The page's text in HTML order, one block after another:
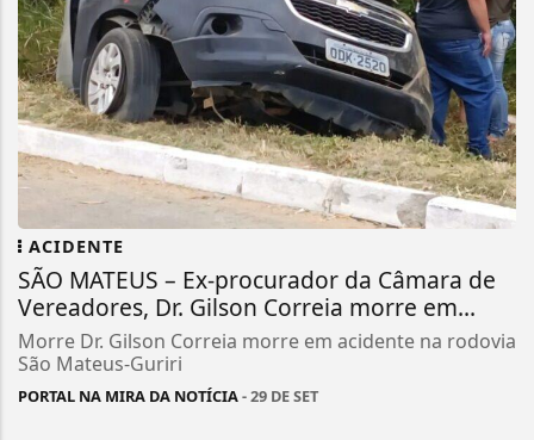
ACIDENTE
SÃO MATEUS – Ex-procurador da Câmara de
Vereadores, Dr. Gilson Correia morre em...
Morre Dr. Gilson Correia morre em acidente na rodovia
São Mateus-Guriri
PORTAL NA MIRA DA NOTÍCIA- 29 DE SET